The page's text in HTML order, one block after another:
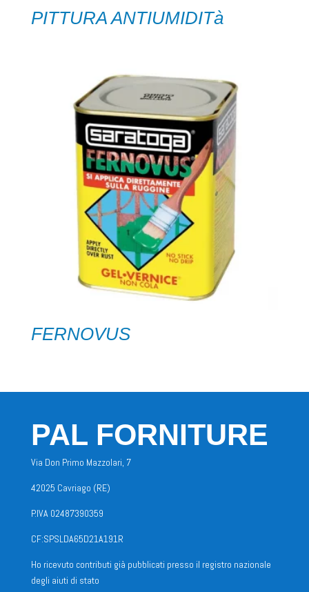
PITTURA ANTIUMIDITà
FERNOVUS
PAL FORNITURE
Via Don Primo Mazzolari, 7
42025 Cavriago (RE)
P.IVA 02487390359
CF:SPSLDA65D21A191R
Ho ricevuto contributi già pubblicati presso il registro nazionale
degli aiuti di stato